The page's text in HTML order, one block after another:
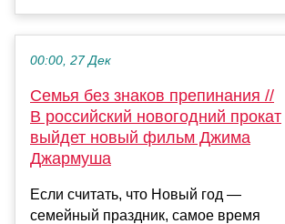
00:00, 27 Дек
Cемья без знаков препинания //
В российский новогодний прокат
выйдет новый фильм Джима
Джармуша
Если считать, что Новый год —
семейный праздник, самое время